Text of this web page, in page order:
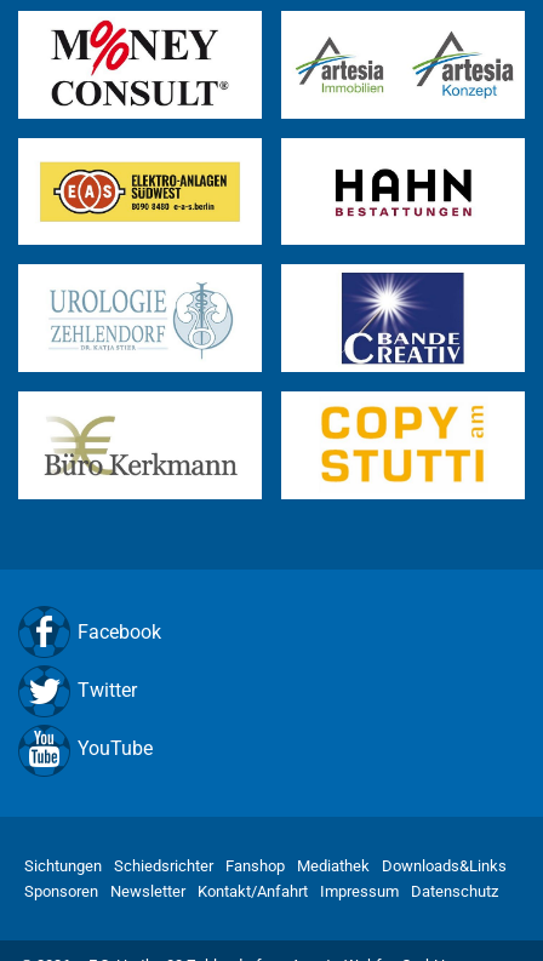
Facebook
Twitter
YouTube
Sichtungen Schiedsrichter Fanshop Mediathek
Downloads&Links
Sponsoren
Newsletter Kontakt/Anfahrt Impressum Datenschutz